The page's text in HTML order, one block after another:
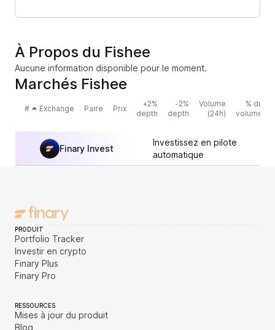
À Propos du Fishee
Aucune information disponible pour le moment.
Marchés Fishee
# Exchange Paire Prix
+2%
depth
-2%
depth
Volume
(24h)
% du
volume
Finary Invest
Investissez en pilote
automatique
PRODUIT
Portfolio Tracker
Investir en crypto
Finary Plus
Finary Pro
RESSOURCES
Mises à jour du produit
Blog